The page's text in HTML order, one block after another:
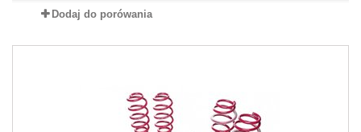
Dodaj do porówania